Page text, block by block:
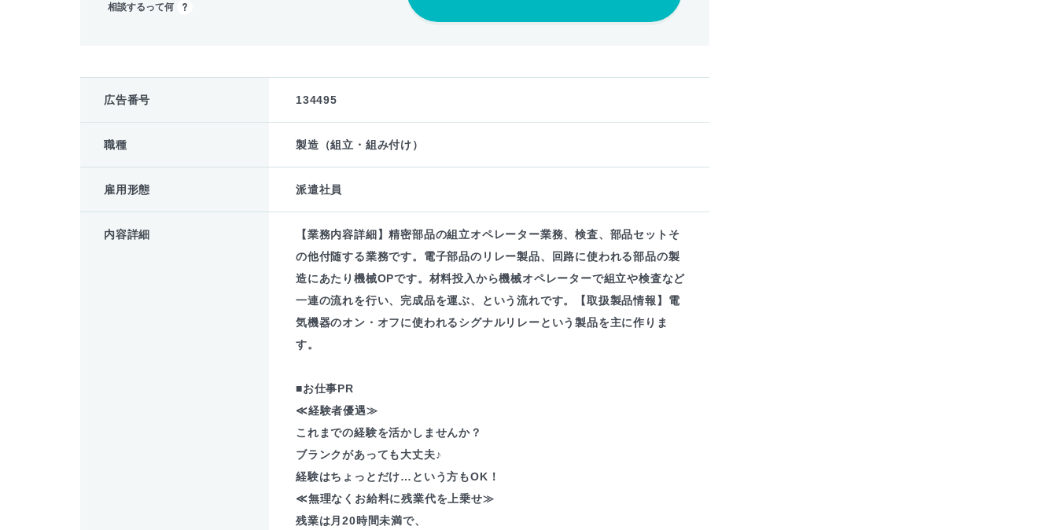
相談するって何
広告番号 134495
職種 製造（組立・組み付け）
雇用形態 派遣社員
内容詳細
【業務内容詳細】精密部品の組立オペレーター業務、検査、部品セットそ
の他付随する業務です。電子部品のリレー製品、回路に使われる部品の製
造にあたり機械OPです。材料投入から機械オペレーターで組立や検査など
一連の流れを行い、完成品を運ぶ、という流れです。【取扱製品情報】電
気機器のオン・オフに使われるシグナルリレーという製品を主に作りま
す。
■お仕事PR
≪経験者優遇≫
これまでの経験を活かしませんか？
ブランクがあっても大丈夫♪
経験はちょっとだけ…という方もOK！
≪無理なくお給料に残業代を上乗せ≫
残業は月20時間未満で、